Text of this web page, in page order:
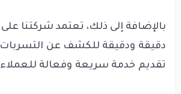
بالإضافة إلى ذلك، تعتمد شركتنا
دقيقة ودقيقة للكشف عن
تقديم خدمة سريعة وفعالة